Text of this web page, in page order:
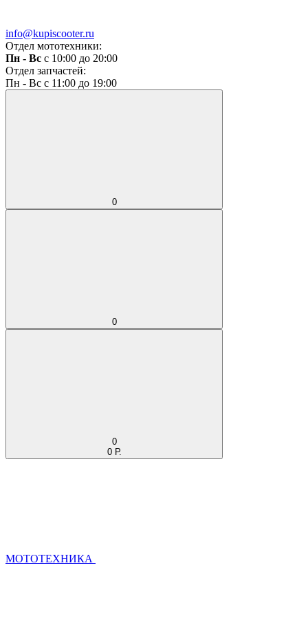
info@kupiscooter.ru
Отдел мототехники:
Пн - Вс с 10:00 до 20:00
Отдел запчастей:
Пн - Вс с 11:00 до 19:00
0
0
0
0 Р.
МОТОТЕХНИКА